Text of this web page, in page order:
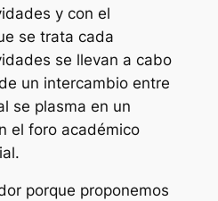
y con el
se trata cada
se llevan a cabo
un intercambio entre
se plasma en un
el foro académico
porque proponemos